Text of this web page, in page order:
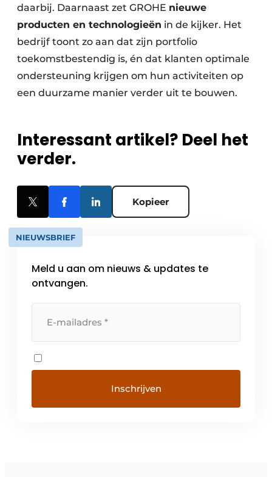
daarbij. Daarnaast zet GROHE nieuwe
producten en technologieën in de kijker. Het
bedrijf toont zo aan dat zijn portfolio
toekomstbestendig is, én dat klanten optimale
ondersteuning krijgen om hun activiteiten op
een duurzame manier verder uit te bouwen.
Interessant artikel? Deel het
verder.
Kopieer
NIEUWSBRIEF
Meld u aan om nieuws & updates te
ontvangen.